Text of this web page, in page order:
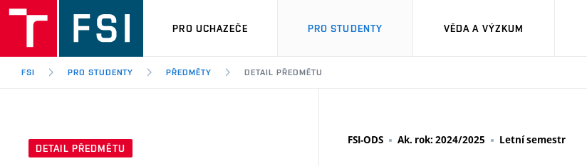
PRO UCHAZEČE PRO STUDENTY VĚDA A VÝZKUM
FSI PRO STUDENTY PŘEDMĚTY DETAIL PŘEDMĚTU
DETAIL PŘEDMĚTU
FSI-ODS Ak. rok: 2024/2025 Letní semestr